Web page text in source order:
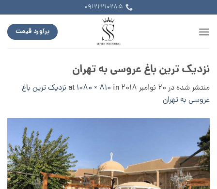
to
content
09122210285
برآورد قیمت
نزدیک ترین باغ عروسی به تهران
منتشر شده در 20 نوامبر 2018 1080 × 810 in
نزدیک ترین باغ
عروسی به تهران